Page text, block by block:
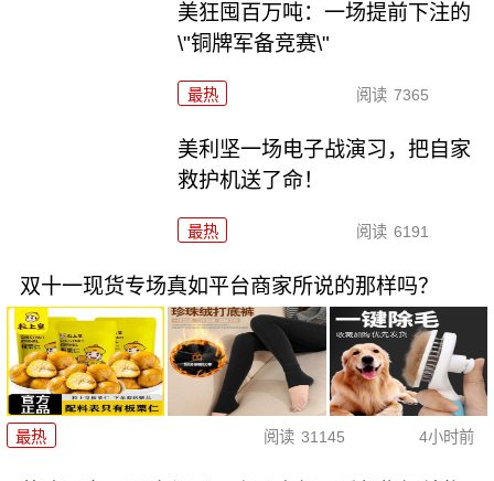
美狂囤百万吨：一场提前下注的
\"铜牌军备竞赛\"
最热 阅读 7365
美利坚一场电子战演习，把自家
救护机送了命！
最热 阅读 6191
双十一现货专场真如平台商家所说的那样吗？
最热 阅读 31145 4小时前